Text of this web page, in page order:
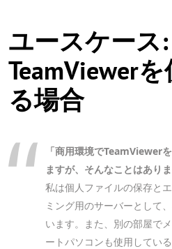
ユースケース
TeamViewer
る場合
「商用環境でTeamViewer
ますが、そんなことはあり
私は個人ファイルの保存と
ミング用のサーバーとして
います。また、別の部屋で
ートパソコンも使用してい